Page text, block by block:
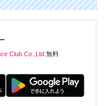
Club Co.,Ltd. 無料